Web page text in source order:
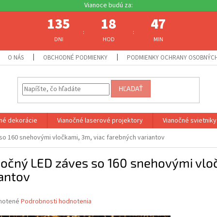
135
DNI
: 18
HOD
: 47
MIN
O NÁS OBCHODNÉ PODMIENKY PODMIENKY OCHRANY
HĽADAŤ
dekorácie Vianočné laserové projektory Vianočné
160 snehovými vločkami, 3m, viac farebných variantov
LED záves so 160 snehovými
Podrobnosti hodnotenia